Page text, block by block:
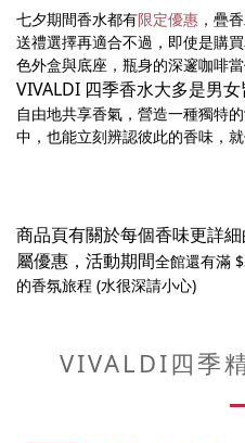
七夕期間香水都有限定優惠 ，疊
送禮選擇再適合不過，即使是購
色外盒與底座，瓶身的深邃咖啡當
VIVALDI 四季香水大多是男
自由地共享香氣，營造一種獨特
中，也能立刻辨認彼此的香味，
商品頁有關於每個香味更詳細
屬優惠 ，活動期間全館還有滿
的香氛旅程 (水很深請小心)
VIVALDI四季